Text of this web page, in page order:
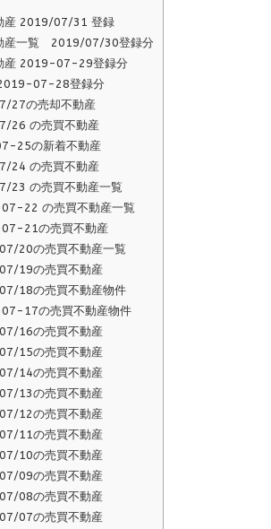
産 2019/07/31 登録
産一覧 2019/07/30登録分
産 2019-07-29登録分
07-28登録分
27の売却不動産
26 の売買不動産
25の新着不動産
24 の売買不動産
23 の売買不動産一覧
22 の売買不動産一覧
21の売買不動産
20の売買不動産一覧
19の売買不動産
18の売買不動産物件
17の売買不動産物件
16の売買不動産
15の売買不動産
14の売買不動産
13の売買不動産
12の売買不動産
11の売買不動産
10の売買不動産
09の売買不動産
08の売買不動産
07の売買不動産